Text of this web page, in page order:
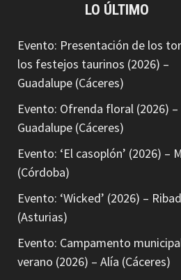
LO ÚLTIMO
Evento: Presentación de los
los festejos taurinos (2026) –
Guadalupe (Cáceres)
Evento: Ofrenda floral (2026) –
Guadalupe (Cáceres)
Evento: ‘El casoplón’ (2026) –
(Córdoba)
Evento: ‘Wicked’ (2026) –
(Asturias)
Evento: Campamento
verano (2026) – Alía (Cáceres)